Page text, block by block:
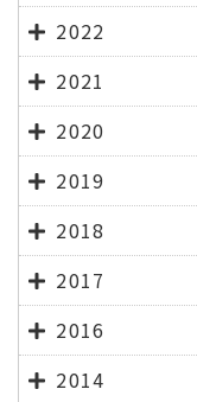
2022
2021
2020
2019
2018
2017
2016
2014